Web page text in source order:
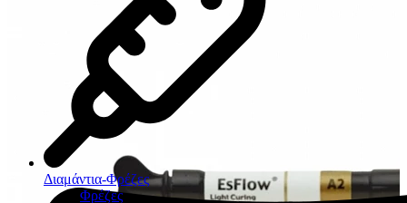
Διαμάντια-Φρέζες
Φρέζες